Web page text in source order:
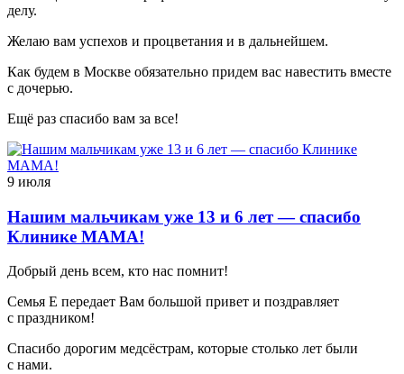
делу.
Желаю вам успехов и процветания и в дальнейшем.
Как будем в Москве обязательно придем вас навестить вместе
с дочерью.
Ещё раз спасибо вам за все!
9 июля
Нашим мальчикам уже 13 и 6 лет — спасибо
Клинике МАМА!
Добрый день всем, кто нас помнит!
Семья Е передает Вам большой привет и поздравляет
с праздником!
Спасибо дорогим медсёстрам, которые столько лет были
с нами.